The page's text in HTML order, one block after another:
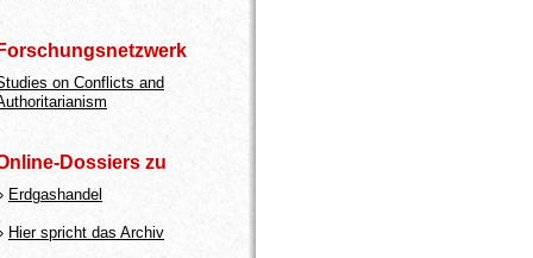
on Conflicts and
Dossiers zu
Erdgashandel
Hier spricht das Archiv